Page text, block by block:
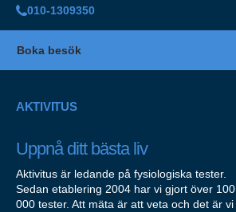
010-1309350
Boka besök
AKTIVITUS
Uppnå ditt bästa liv
Aktivitus är ledande på fysiologiska tester.
Sedan etablering 2004 har vi gjort över 100
000 tester. Att mäta är att veta och det är vi